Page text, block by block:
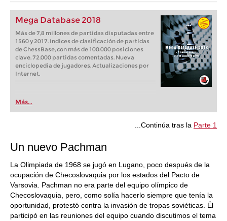
Mega Database 2018
Más de 7,8 millones de partidas disputadas entre
1560 y 2017. Indices de clasificación de partidas
de ChessBase, con más de 100.000 posiciones
clave. 72.000 partidas comentadas. Nueva
enciclopedia de jugadores. Actualizaciones por
Internet.
Más...
...Continúa tras la Parte 1
Un nuevo Pachman
La Olimpiada de 1968 se jugó en Lugano, poco después de la
ocupación de Checoslovaquia por los estados del Pacto de
Varsovia. Pachman no era parte del equipo olímpico de
Checoslovaquia, pero, como solía hacerlo siempre que tenía la
oportunidad, protestó contra la invasión de tropas soviéticas. Él
participó en las reuniones del equipo cuando discutimos el tema